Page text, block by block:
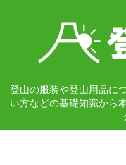
登山の服装や登山用品に
い方などの基礎知識から